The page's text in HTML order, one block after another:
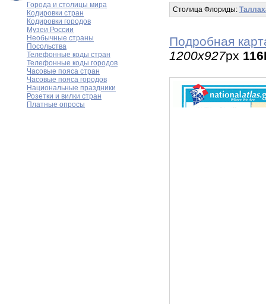
Города и столицы мира
Кодировки стран
Кодировки городов
Музеи России
Необычные страны
Посольства
Телефонные коды стран
Телефонные коды городов
Часовые пояса стран
Часовые пояса городов
Национальные праздники
Розетки и вилки стран
Платные опросы
Столица Флориды:
Подробная
1200x927px